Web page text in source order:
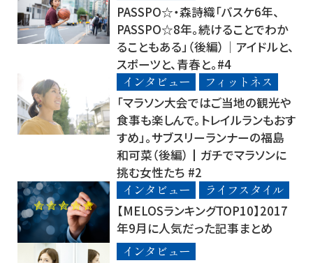
PASSPO☆・森詩織「バスケ6年、
PASSPO☆8年。続けることでわか
ることもある」（後編）│アイドルと、
スポーツと、青春と。#4
インタビュー
フィットネス
「マラソン大会ではご当地の観光や
食事も楽しんで。トレイルランもおす
すめ」。サブスリーランナーの福島
和可菜（後編）┃ガチでマラソンに
挑む女性たち #2
インタビュー
ライフスタイル
【MELOSランキングTOP10】2017
年9月に人気だった記事まとめ
インタビュー